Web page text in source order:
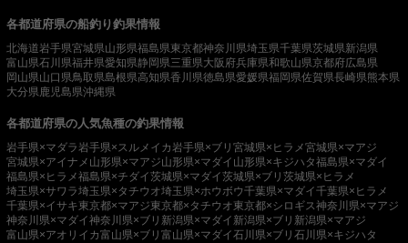
各都道府県の船釣り釣果情報
北海道岩手県宮城県山形県福島県東京都神奈川県埼玉県千葉県茨城県新潟県
富山県石川県福井県愛知県静岡県三重県大阪府兵庫県和歌山県京都府広島県
岡山県山口県鳥取県島根県高知県香川県徳島県愛媛県福岡県佐賀県長崎県熊本県
大分県 鹿児島県沖縄県
各都道府県の人気魚種の釣果情報
岩手県×マダラ 岩手県×スルメイカ 岩手県×ブリ 宮城県×ヒラメ宮城県×マアジ
宮城県×アイナメ 山形県×マアジ山形県×マダイ 山形県×キジハタ福島県×マダイ
福島県×ヒラメ福島県×チダイ茨城県×マダイ茨城県×ブリ 茨城県×ヒラメ
埼玉県×サワラ埼玉県×タチウオ埼玉県×ホウボウ千葉県×マダイ千葉県×ヒラメ
千葉県×イサキ東京都×マアジ東京都×タチウオ東京都×シロギス神奈川県×マアジ
神奈川県×マダイ神奈川県×ブリ 新潟県×マダイ 新潟県×ブリ 新潟県×マアジ
富山県×アオリイカ富山県×ブリ 富山県×マダイ石川県×ブリ 石川県×キジハタ